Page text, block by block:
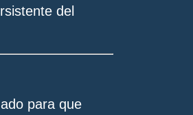
del
para que